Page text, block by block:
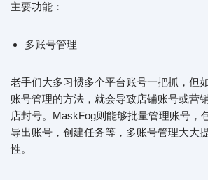
主要功能：
多账号管理
老手们大多习惯多个平台账号一把抓，但
账号管理的方法，就会导致店铺账号或营
店封号。MaskFog则能够批量管理账号，
导出账号，创建任务等，多账号管理大大
性。